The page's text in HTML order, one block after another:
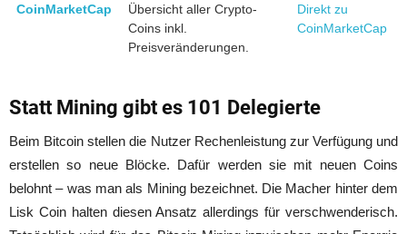
CoinMarketCap
Übersicht aller Crypto-
Coins inkl.
Preisveränderungen.
Direkt zu
CoinMarketCap
Statt Mining gibt es 101 Delegierte
Beim Bitcoin stellen die Nutzer Rechenleistung zur Verfügung und
erstellen so neue Blöcke. Dafür werden sie mit neuen Coins
belohnt – was man als Mining bezeichnet. Die Macher hinter dem
Lisk Coin halten diesen Ansatz allerdings für verschwenderisch.